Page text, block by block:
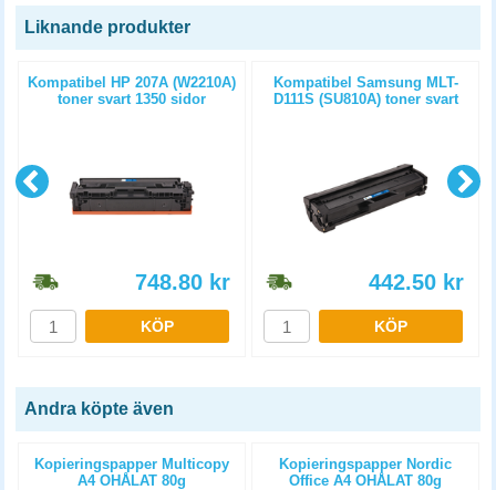
Liknande produkter
Kompatibel HP 207A (W2210A)
toner svart 1350 sidor
748.80 kr
KÖP
Kompatibel Samsung MLT-
D111S (SU810A) toner svart
442.50 kr
KÖP
Andra köpte även
Kopieringspapper Multicopy
A4 OHÅLAT 80g
Kopieringspapper Nordic
Office A4 OHÅLAT 80g